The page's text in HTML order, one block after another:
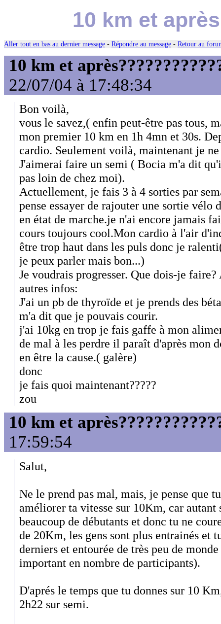
10 km et
Aller tout en bas au dernier message - Répondre au message - Retour au
10 km et
22/07/04 à 17:48:34
Bon voilà,
vous le savez,( enfin peut-être pas tous,
mon premier 10 km en 1h 4mn et 30s.
cardio. Seulement voilà, maintenant je
J'aimerai faire un semi ( Bocia m'a dit
pas loin de chez moi).
Actuellement, je fais 3 à 4 sorties par
pense essayer de rajouter une sortie vélo
en état de marche.je n'ai encore jamais
cours toujours cool.Mon cardio à l'air
être trop haut dans les puls donc je
je peux parler mais bon...)
Je voudrais progresser. Que dois-je
autres infos:
J'ai un pb de thyroïde et je prends des
m'a dit que je pouvais courir.
j'ai 10kg en trop je fais gaffe à mon
de mal à les perdre il paraît d'après mon
en être la cause.( galère)
donc
je fais quoi maintenant?????
zou
10 km et
17:59:54
Salut,
Ne le prend pas mal, mais, je pense que
améliorer ta vitesse sur 10Km, car
beaucoup de débutants et donc tu ne
de 20Km, les gens sont plus entrainés et
derniers et entourée de très peu de
important en nombre de participants).
D'aprés le temps que tu donnes sur 10
2h22 sur semi.